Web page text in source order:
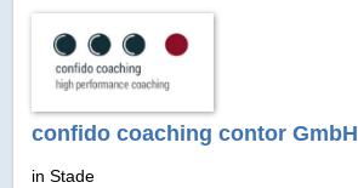
confido coaching contor GmbH
in Stade